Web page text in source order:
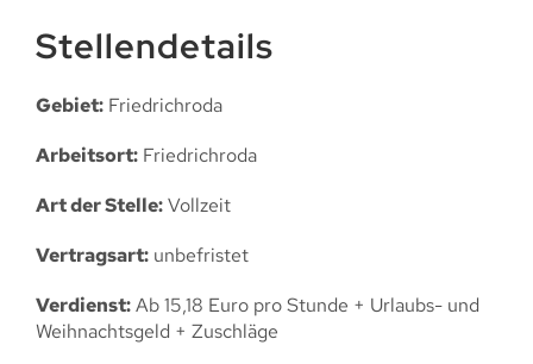
Stellendetails
Gebiet: Friedrichroda
Arbeitsort: Friedrichroda
Art der Stelle:Vollzeit
Vertragsart: unbefristet
Verdienst:Ab 15,18 Euro pro Stunde + Urlaubs- und
Weihnachtsgeld + Zuschläge